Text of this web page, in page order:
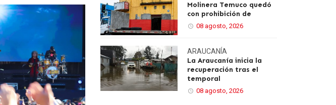
Molinera Temuco quedó
con prohibición de
08 agosto, 2026
ARAUCANÍA
La Araucanía inicia la
recuperación tras el
temporal
08 agosto, 2026